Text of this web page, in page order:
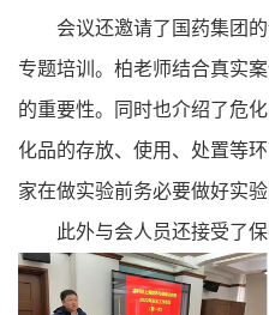
会议还邀请了国药集团的
专题培训。柏老师结合真实
的重要性。同时也介绍了危
化品的存放、使用、处置等
家在做实验前务必要做好实验
此外与会人员还接受了保